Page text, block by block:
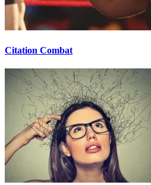
Citation Combat